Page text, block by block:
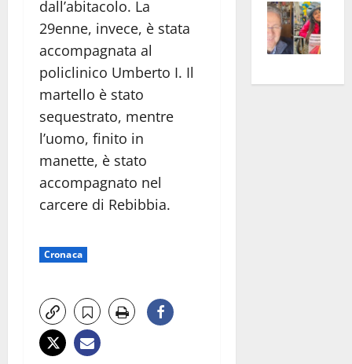
dall’abitacolo. La
29enne, invece, è stata
accompagnata al
policlinico Umberto I. Il
martello è stato
sequestrato, mentre
l’uomo, finito in
manette, è stato
accompagnato nel
carcere di Rebibbia.
Cronaca
euro